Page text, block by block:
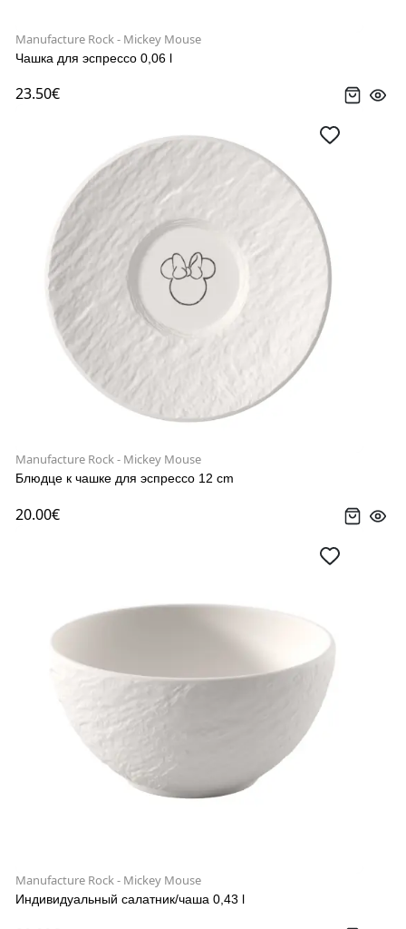
Manufacture Rock - Mickey Mouse
Чашка для эспрессо 0,06 l
23.50€
Manufacture Rock - Mickey Mouse
Блюдце к чашке для эспрессо 12 cm
20.00€
Manufacture Rock - Mickey Mouse
Индивидуальный салатник/чаша 0,43 l